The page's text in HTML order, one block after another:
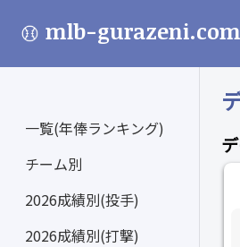
mlb-gurazeni.com
一覧(年俸ランキング)
チーム別
2026成績別(投手)
2026成績別(打撃)